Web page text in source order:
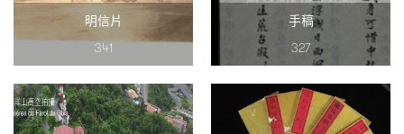
明信片
341
手稿
327